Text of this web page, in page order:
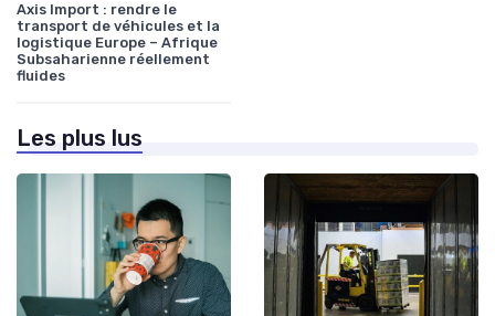
Axis Import : rendre le
transport de véhicules et la
logistique Europe – Afrique
Subsaharienne réellement
fluides
Les plus lus